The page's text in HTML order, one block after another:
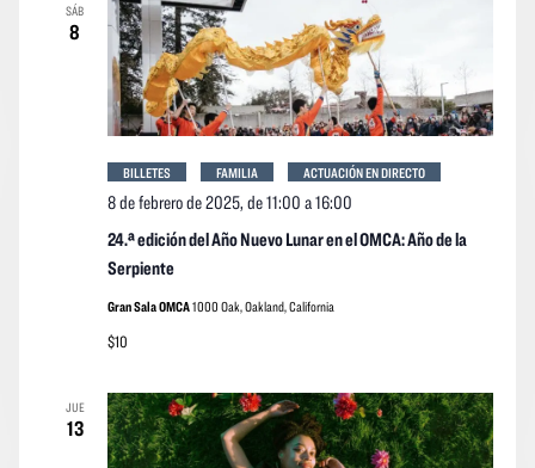
SÁB
8
24.ª edición del Año Nuevo Lunar en el OMCA: Año de la
Serpiente
8 de febrero de 2025, de 11:00 a16:00
BILLETES FAMILIA ACTUACIÓN EN DIRECTO
Gran Sala OMCA1000 Oak, Oakland, California
$10
JUE
13